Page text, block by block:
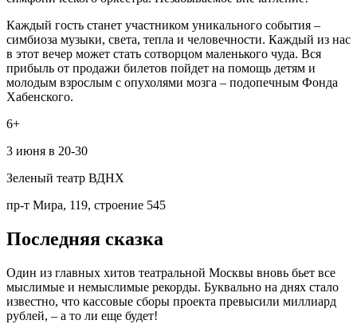
Каждый гость станет участником уникального события –
симбиоза музыки, света, тепла и человечности. Каждый из нас
в этот вечер может стать сотворцом маленького чуда. Вся
прибыль от продажи билетов пойдет на помощь детям и
молодым взрослым с опухолями мозга – подопечным Фонда
Хабенского.
6+
3 июня в 20-30
Зеленый театр ВДНХ
пр-т Мира, 119, строение 545
Последняя сказка
Один из главных хитов театральной Москвы вновь бьет все
мыслимые и немыслимые рекорды. Буквально на днях стало
известно, что кассовые сборы проекта превысили миллиард
рублей, – а то ли еще будет!